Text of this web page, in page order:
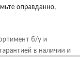
оправданно,
б/у и
в наличии и